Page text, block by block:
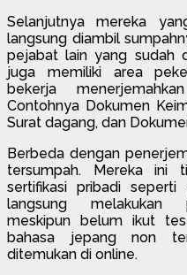
Selanjutnya mereka
langsung diambil
pejabat lain yang sudah
juga memiliki area
bekerja
Contohnya Dokumen
Surat dagang, dan
Berbeda dengan
tersumpah. Mereka ini
sertifikasi pribadi seperti
langsung melakukan
meskipun belum ikut
bahasa jepang non
ditemukan di online.